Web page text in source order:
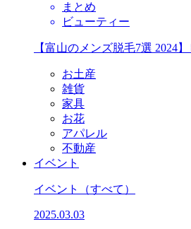
まとめ
ビューティー
【富山のメンズ脱毛7選 2024
お土産
雑貨
家具
お花
アパレル
不動産
イベント
イベント （すべて）
2025.03.03